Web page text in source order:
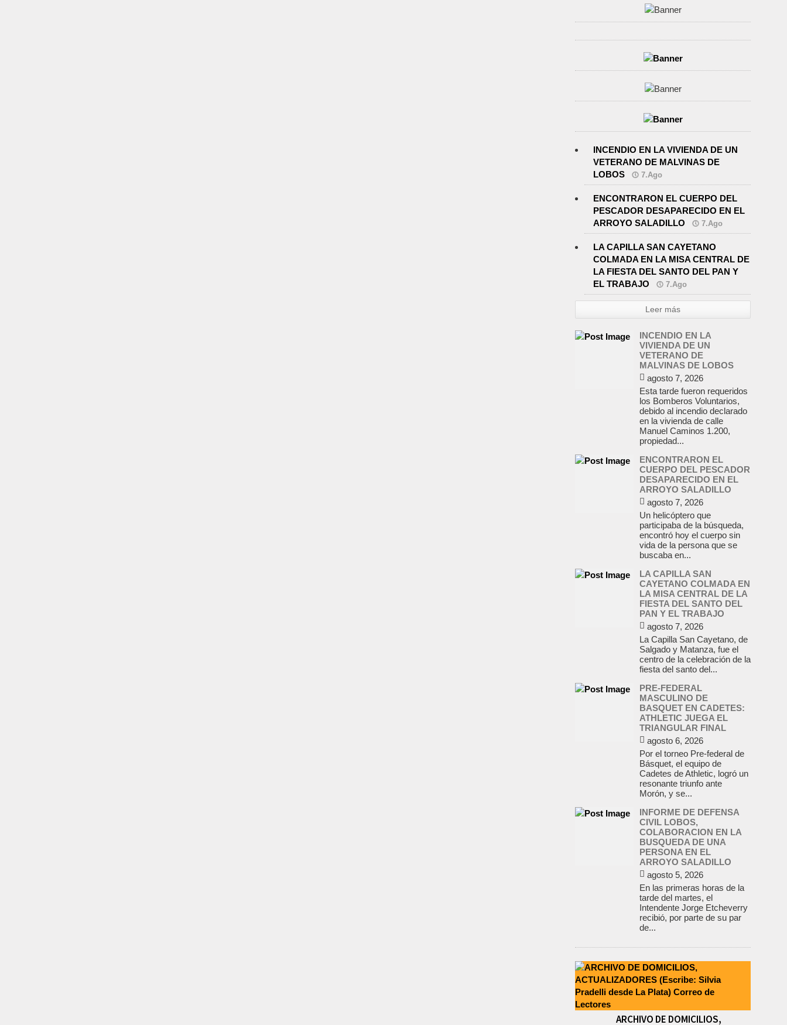
INCENDIO EN LA VIVIENDA DE UN
VETERANO DE MALVINAS DE
LOBOS
7.Ago
ENCONTRARON EL CUERPO DEL
PESCADOR DESAPARECIDO EN EL
ARROYO SALADILLO
7.Ago
LA CAPILLA SAN CAYETANO
COLMADA EN LA MISA CENTRAL DE
LA FIESTA DEL SANTO DEL PAN Y
EL TRABAJO
7.Ago
Leer más
INCENDIO EN LA
VIVIENDA DE UN
VETERANO DE
MALVINAS DE LOBOS
agosto 7, 2026
Esta tarde fueron requeridos
los Bomberos Voluntarios,
debido al incendio declarado
en la vivienda de calle
Manuel Caminos 1.200,
propiedad...
ENCONTRARON EL
CUERPO DEL PESCADOR
DESAPARECIDO EN EL
ARROYO SALADILLO
agosto 7, 2026
Un helicóptero que
participaba de la búsqueda,
encontró hoy el cuerpo sin
vida de la persona que se
buscaba en...
LA CAPILLA SAN
CAYETANO COLMADA EN
LA MISA CENTRAL DE LA
FIESTA DEL SANTO DEL
PAN Y EL TRABAJO
agosto 7, 2026
La Capilla San Cayetano, de
Salgado y Matanza, fue el
centro de la celebración de la
fiesta del santo del...
PRE-FEDERAL
MASCULINO DE
BASQUET EN CADETES:
ATHLETIC JUEGA EL
TRIANGULAR FINAL
agosto 6, 2026
Por el torneo Pre-federal de
Básquet, el equipo de
Cadetes de Athletic, logró un
resonante triunfo ante
Morón, y se...
INFORME DE DEFENSA
CIVIL LOBOS,
COLABORACION EN LA
BUSQUEDA DE UNA
PERSONA EN EL
ARROYO SALADILLO
agosto 5, 2026
En las primeras horas de la
tarde del martes, el
Intendente Jorge Etcheverry
recibió, por parte de su par
de...
ARCHIVO DE DOMICILIOS,